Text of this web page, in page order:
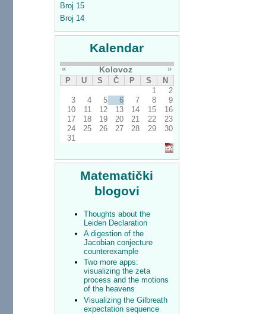
Broj 15
Broj 14
Kalendar
« Kolovoz
»
P
U S Č P S
N
1
2
3
4 5 6 7 8
9
10
11 12 13 14 15
16
17
18 19 20 21 22
23
24
25 26 27 28 29
30
31
Matematički
blogovi
Thoughts about the
Leiden Declaration
A digestion of the
Jacobian conjecture
counterexample
Two more apps:
visualizing the zeta
process and the motions
of the heavens
Visualizing the Gilbreath
expectation sequence